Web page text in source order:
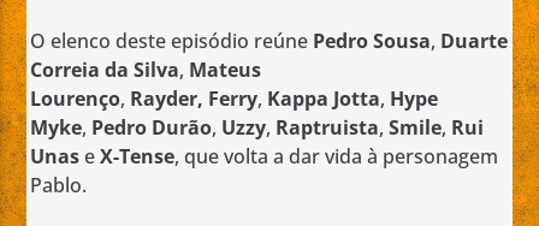
O elenco deste episódio reúne Pedro Sousa, Duarte
Correia da Silva, Mateus
Lourenço, Rayder, Ferry, Kappa Jotta, Hype
Myke, Pedro Durão, Uzzy, Raptruista,Smile, Rui
UnaseX-Tense, que volta a dar vida à personagem
Pablo.